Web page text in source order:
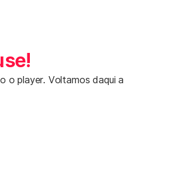
o player. Voltamos daqui a